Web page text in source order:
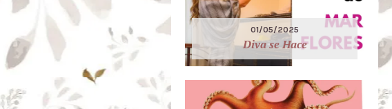
01/05/2025
Diva se Hace